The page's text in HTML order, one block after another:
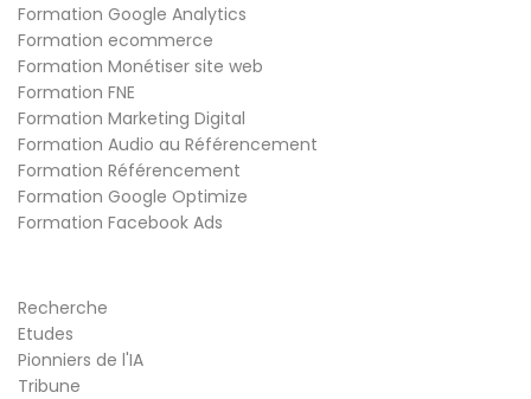
Formation Google Analytics
Formation ecommerce
Formation Monétiser site web
Formation FNE
Formation Marketing Digital
Formation Audio au Référencement
Formation Référencement
Formation Google Optimize
Formation Facebook Ads
Recherche
Etudes
Pionniers de l'IA
Tribune